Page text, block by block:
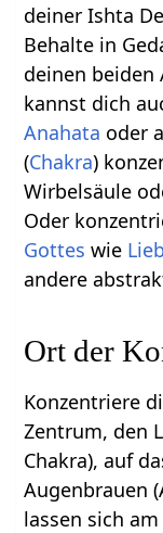
deiner Ishta
Behalte in
deinen beiden
kannst dich
Anahata oder
(Chakra)
Wirbelsäule
Oder
Gottes wie
andere
Ort der
Konzentriere
Zentrum, den
Chakra), auf
Augenbrauen
lassen sich